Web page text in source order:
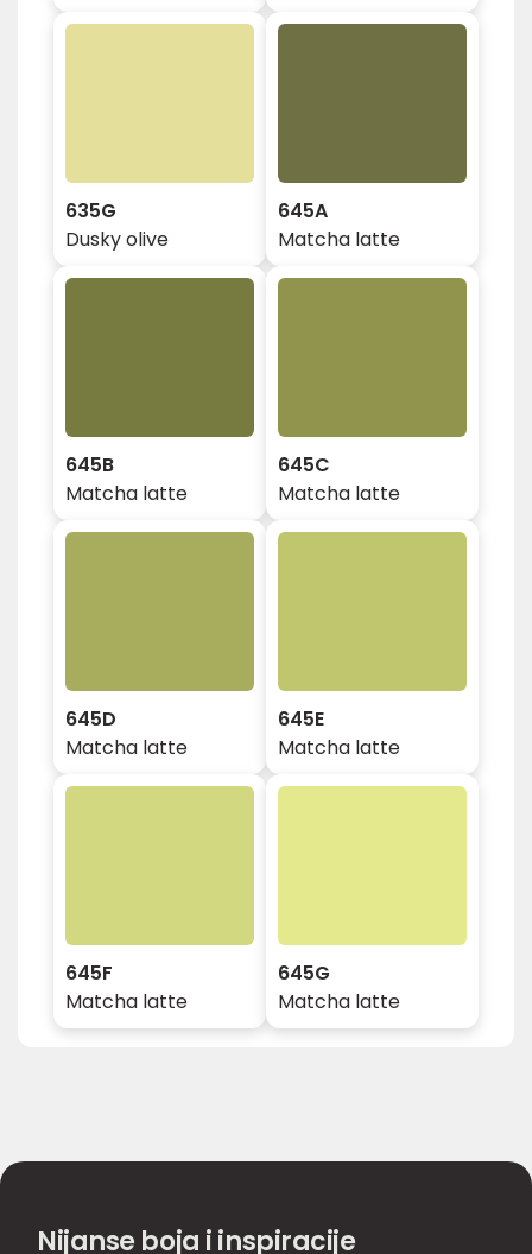
635G
Dusky olive
645A
Matcha latte
645B
Matcha latte
645C
Matcha latte
645D
Matcha latte
645E
Matcha latte
645F
Matcha latte
645G
Matcha latte
Nijanse boja i inspiracije